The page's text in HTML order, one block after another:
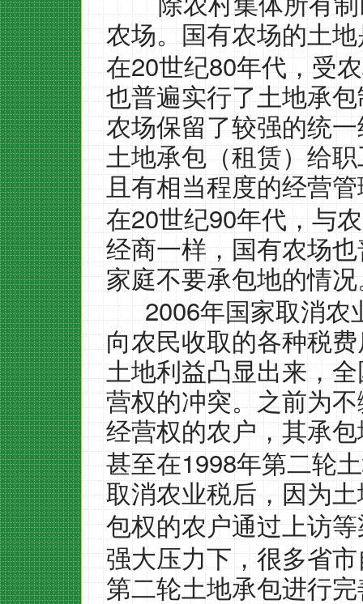
农场。国有农场的土
在20世纪80年代，受
也普遍实行了土地承
农场保留了较强的统
土地承包（租赁）给
且有相当程度的经营
在20世纪90年代，与
经商一样，国有农场
家庭不要承包地的情况
2006年国家取消农
向农民收取的各种税
土地利益凸显出来，
营权的冲突。之前为
经营权的农户，其承
甚至在1998年第二轮
取消农业税后，因为
包权的农户通过上访
强大压力下，很多省
第二轮土地承包进行